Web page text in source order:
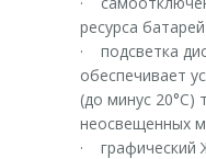
ресурса
· подсветка
обеспечивает
(до минус 20°С)
неосвещенных
· графический